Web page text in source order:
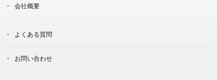
会社概要
よくある質問
お問い合わせ